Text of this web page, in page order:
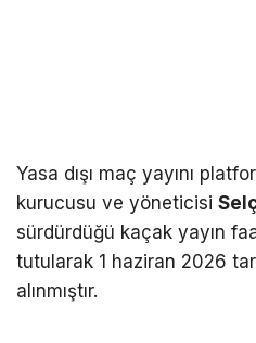
Yasa dışı maç yayını
kurucusu ve yöneticisi
sürdürdüğü kaçak yayın
tutularak 1 haziran 2026
alınmıştır.